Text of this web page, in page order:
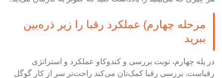
مرحله چهارم) عملکرد رقبا را زیر ذره‌بین
ببرید
در پله چهارم، نوبت بررسی و کندوکاو عملکرد و استراتژی
رقباست. بررسی رقبا کمک‌تان می‌کند راحت‌تر سر از کار گوگل